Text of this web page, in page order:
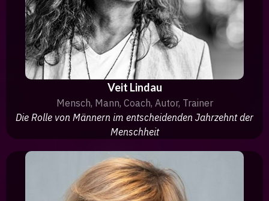
Veit Lindau
Mensch, Mann, Coach, Autor, Trainer
Die Rolle von Männern im entscheidenden Jahrzehnt der
Menschheit